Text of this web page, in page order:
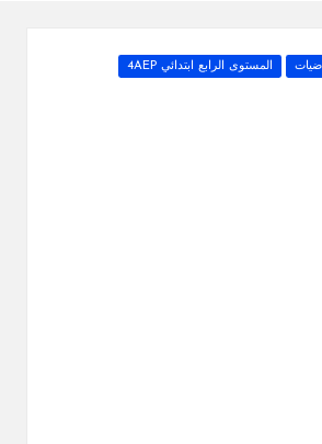
المستوى الرابع ابتدائي 4AEP